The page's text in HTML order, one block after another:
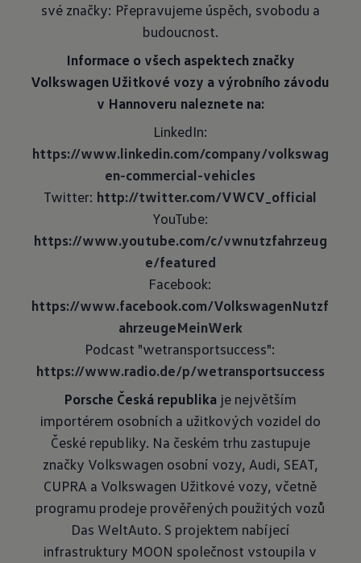
své značky: Přepravujeme úspěch, svobodu a
budoucnost.
Informace o všech aspektech značky
Volkswagen Užitkové vozy a výrobního závodu
v Hannoveru naleznete na:
LinkedIn:
https://www.linkedin.com/company/volkswag
en-commercial-vehicles
Twitter: http://twitter.com/VWCV_official
YouTube:
https://www.youtube.com/c/vwnutzfahrzeug
e/featured
Facebook:
https://www.facebook.com/VolkswagenNutzf
ahrzeugeMeinWerk
Podcast "wetransportsuccess":
https://www.radio.de/p/wetransportsuccess
Porsche Česká republika je největším
importérem osobních a užitkových vozidel do
České republiky. Na českém trhu zastupuje
značky Volkswagen osobní vozy, Audi, SEAT,
CUPRA a Volkswagen Užitkové vozy, včetně
programu prodeje prověřených použitých vozů
Das WeltAuto. S projektem nabíjecí
infrastruktury MOON společnost vstoupila v